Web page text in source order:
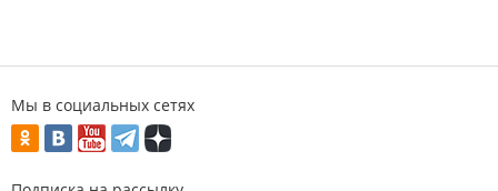
Мы в социальных сетях